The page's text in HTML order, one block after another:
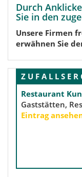
Durch
Sie in den
Unsere Firmen
erwähnen Sie
Z U F A L L S E R
Restaurant
Gaststätten,
Eintrag